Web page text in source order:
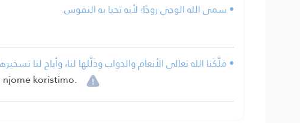
• سمى الله الوحي روحًا؛ لأنه تحيا به النفوس.
• مَلَّكَنا الله تعالى الأنعام والدواب وذَلَّلها لنا، وأباح لنا
njome koristimo.